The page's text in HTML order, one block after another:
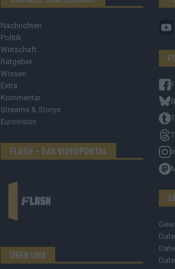
Nachrichten
Politik
Wirtschaft
Ratgeber
Wissen
Extra
Kommentar
Streams & Storys
Eurovision
FLASH – DAS VIDEOPORTAL
ÜBER UNS